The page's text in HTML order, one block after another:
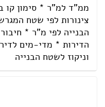
ממ"ד למ"ר * סימון קו
צינורות לפי שטח
הבנייה לפי מ"ר *
הדירות * מדי-מים
וניקוז לשטח הבנייה